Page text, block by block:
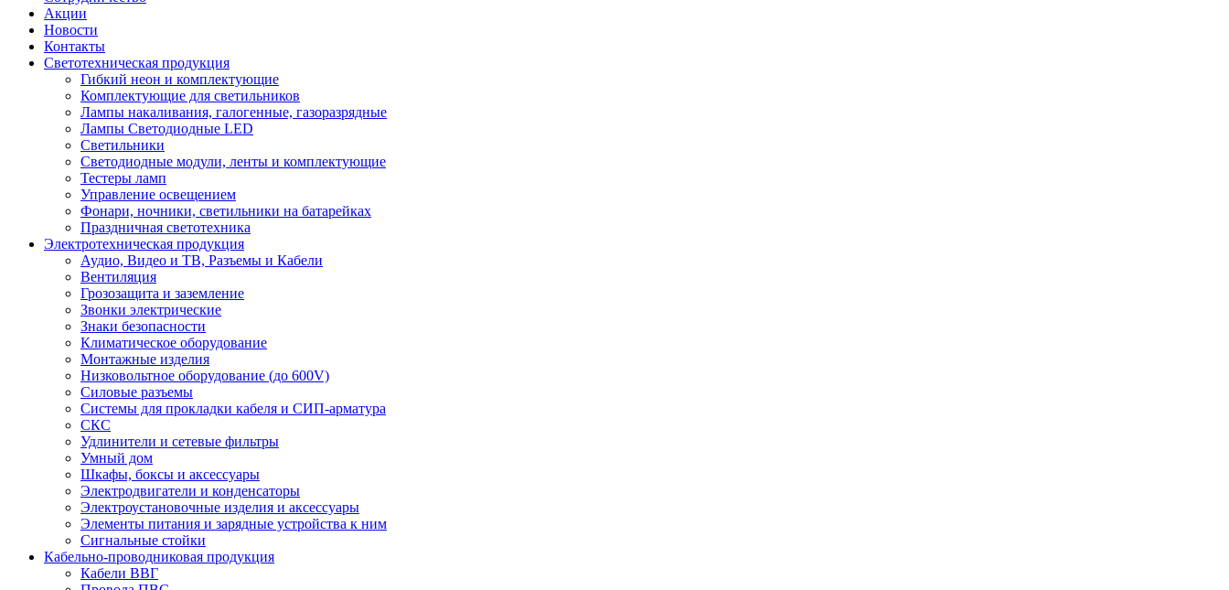
Акции
Новости
Контакты
Светотехническая продукция
Гибкий неон и комплектующие
Комплектующие для светильников
Лампы накаливания, галогенные, газоразрядные
Лампы Светодиодные LED
Светильники
Светодиодные модули, ленты и комплектующие
Тестеры ламп
Управление освещением
Фонари, ночники, светильники на батарейках
Праздничная светотехника
Электротехническая продукция
Аудио, Видео и ТВ, Разъемы и Кабели
Вентиляция
Грозозащита и заземление
Звонки электрические
Знаки безопасности
Климатическое оборудование
Монтажные изделия
Низковольтное оборудование (до 600V)
Силовые разъемы
Системы для прокладки кабеля и СИП-арматура
СКС
Удлинители и сетевые фильтры
Умный дом
Шкафы, боксы и аксессуары
Электродвигатели и конденсаторы
Электроустановочные изделия и аксессуары
Элементы питания и зарядные устройства к ним
Сигнальные стойки
Кабельно-проводниковая продукция
Кабели ВВГ